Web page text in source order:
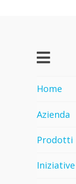
Home
Azienda
Prodotti
Iniziative